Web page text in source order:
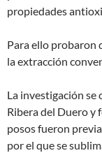
propiedades
Para ello probaron
la extracción
La investigación se
Ribera del Duero y
posos fueron
por el que se